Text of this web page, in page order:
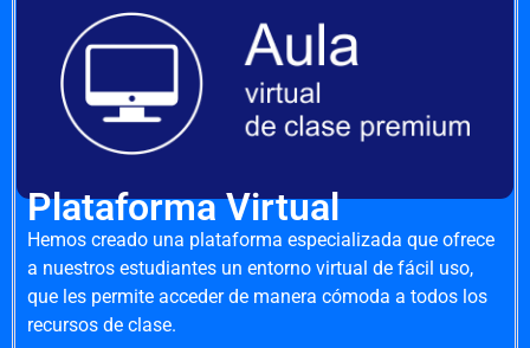
Plataforma Virtual
Hemos creado una plataforma especializada que ofrece
a nuestros estudiantes un entorno virtual de fácil uso,
que les permite acceder de manera cómoda a todos los
recursos de clase.